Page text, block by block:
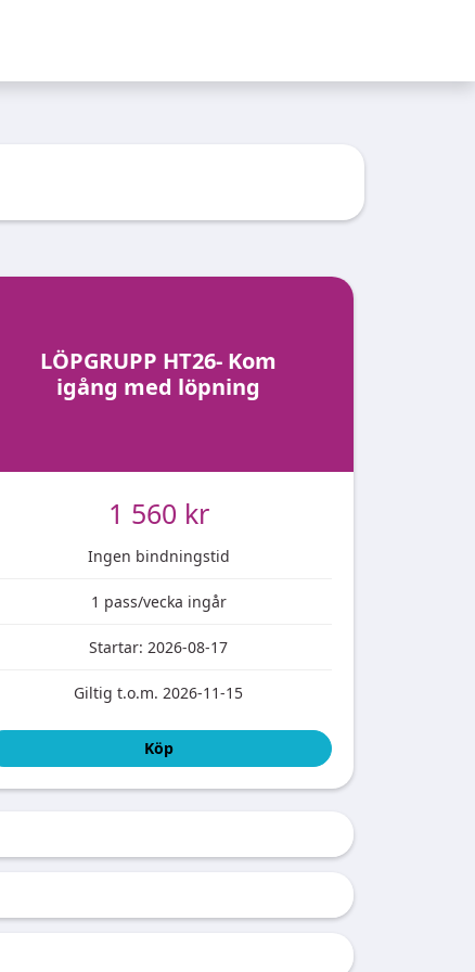
LÖPGRUPP HT26- Kom
igång med löpning
1 560 kr
Ingen bindningstid
1 pass/vecka ingår
Startar: 2026-08-17
Giltig t.o.m. 2026-11-15
Köp